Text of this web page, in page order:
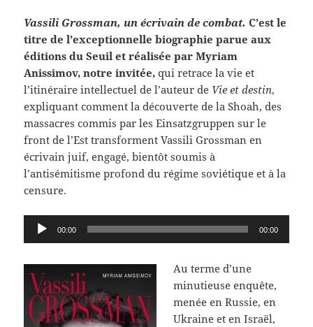
Vassili Grossman, un écrivain de combat. C’est le
titre de l’exceptionnelle biographie parue aux
éditions du Seuil et réalisée par Myriam
Anissimov, notre invitée,qui retrace la vie et
l’itinéraire intellectuel de l’auteur de Vie et destin,
expliquant comment la découverte de la Shoah, des
massacres commis par les Einsatzgruppen sur le
front de l’Est transforment Vassili Grossman en
écrivain juif, engagé, bientôt soumis à
l’antisémitisme profond du régime soviétique et à la
censure.
Lecteur 00:00 00:00
Au terme d’une
minutieuse enquête,
menée en Russie, en
Ukraine et en Israël,